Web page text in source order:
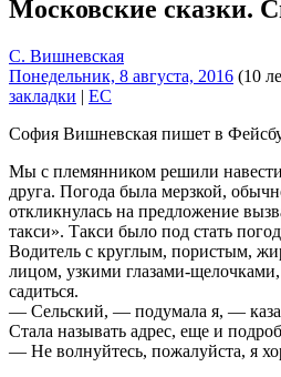
Московские сказки.
С. Вишневская
Понедельник, 8 августа, 2016 (10
закладки | EC
София Вишневская пишет в
Мы с племянником решили
друга. Погода была мерзкой,
откликнулась на предложение
такси». Такси было под стать
Водитель с круглым, пористым,
лицом, узкими глазами-
садиться.
— Сельский, — подумала я, —
Стала называть адрес, еще и
— Не волнуйтесь, пожалуйста, я